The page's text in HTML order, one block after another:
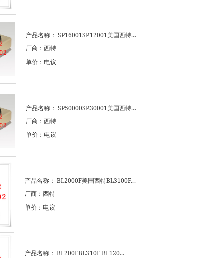
产品名称： SP16001SP12001美国西特...
厂商：西特
单价：电议
产品名称： SP50000SP30001美国西特...
厂商：西特
单价：电议
产品名称： BL2000F美国西特BL3100F...
厂商：西特
单价：电议
产品名称： BL200FBL310F BL120...